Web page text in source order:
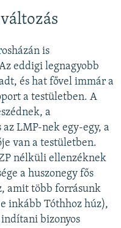
is
eddigi legnagyobb
és hat fővel immár a
a testületben. A
a
LMP-nek egy-egy, a
van a testületben.
nélküli ellenzéknek
a huszonegy fős
amit több forrásunk
inkább Tóthhoz húz),
bizonyos